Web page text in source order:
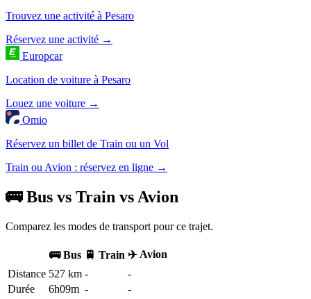
Trouvez une activité à Pesaro
Réservez une activité →
Europcar
Location de voiture à Pesaro
Louez une voiture →
Omio
Réservez un billet de Train ou un Vol
Train ou Avion : réservez en ligne →
🚌 Bus vs Train vs Avion
Comparez les modes de transport pour ce trajet.
🚌 Bus 🚆 Train ✈️ Avion
Distance 527 km -
-
Durée
6h09m -
-